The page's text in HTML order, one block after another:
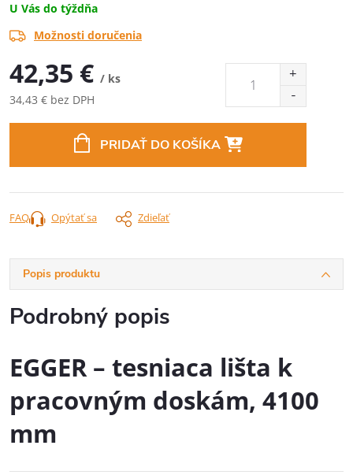
U Vás do týždňa
Možnosti doručenia
42,35 € / ks
34,43 € bez DPH
PRIDAŤ DO KOŠÍKA
Opýtať sa Zdieľať
FAQ
Popis produktu
Podrobný popis
EGGER – tesniaca lišta k
pracovným doskám, 4100
mm